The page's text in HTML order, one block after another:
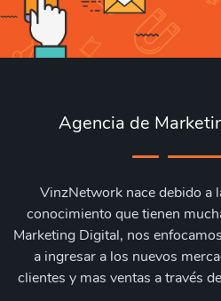
Agencia de
VinzNetwork nace debido a
conocimiento que tienen
Marketing Digital, nos
a ingresar a los nuevos
clientes y mas ventas a través